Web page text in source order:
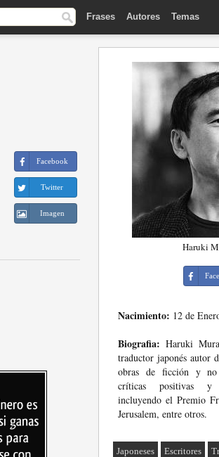
Frases Autores Temas
Facebook
Twitter
Imagen
Haruki
Nacimiento: 12 de
Biografia: Haruki
traductor japonés autor
obras de ficción y no
críticas positivas y
incluyendo el Premio
Jerusalem, entre otros.
Japoneses Escritores